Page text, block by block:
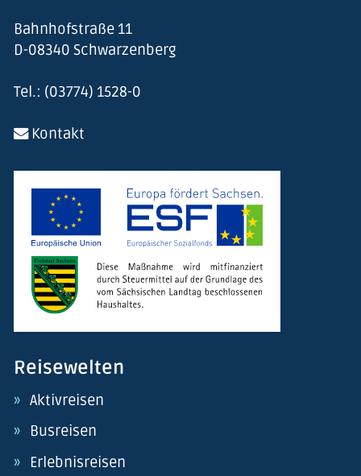
Bahnhofstraße 11
D-08340 Schwarzenberg
Tel.: (03774) 1528-0
Kontakt
Reisewelten
Aktivreisen
Busreisen
Erlebnisreisen